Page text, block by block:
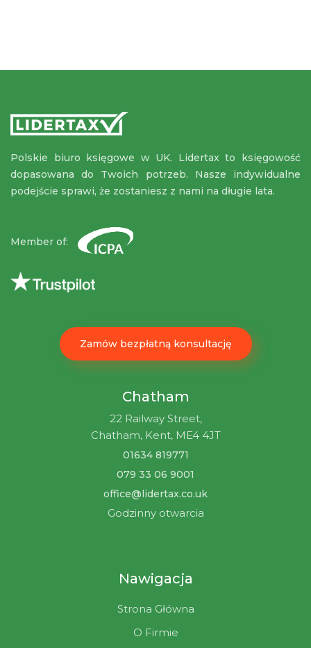
Polskie biuro księgowe w UK. Lidertax to księgowość
dopasowana do Twoich potrzeb. Nasze indywidualne
podejście sprawi, że zostaniesz z nami na długie lata.
Member of:
Zamów bezpłatną konsultację
Chatham
22 Railway Street,
Chatham, Kent, ME4 4JT
01634 819771
079 33 06 9001
office@lidertax.co.uk
Godzinny otwarcia
Nawigacja
Strona Główna
O Firmie